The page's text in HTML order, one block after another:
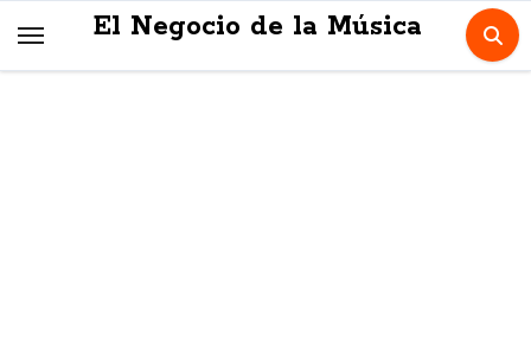
El Negocio de la Música